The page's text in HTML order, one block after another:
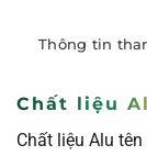
Thông tin
Chất liệu
Chất liệu Alu